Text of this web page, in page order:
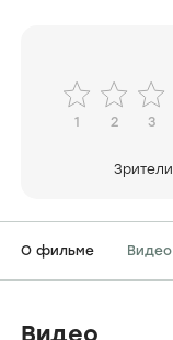
1 2 3
Зрители
О фильме Видео
Видео